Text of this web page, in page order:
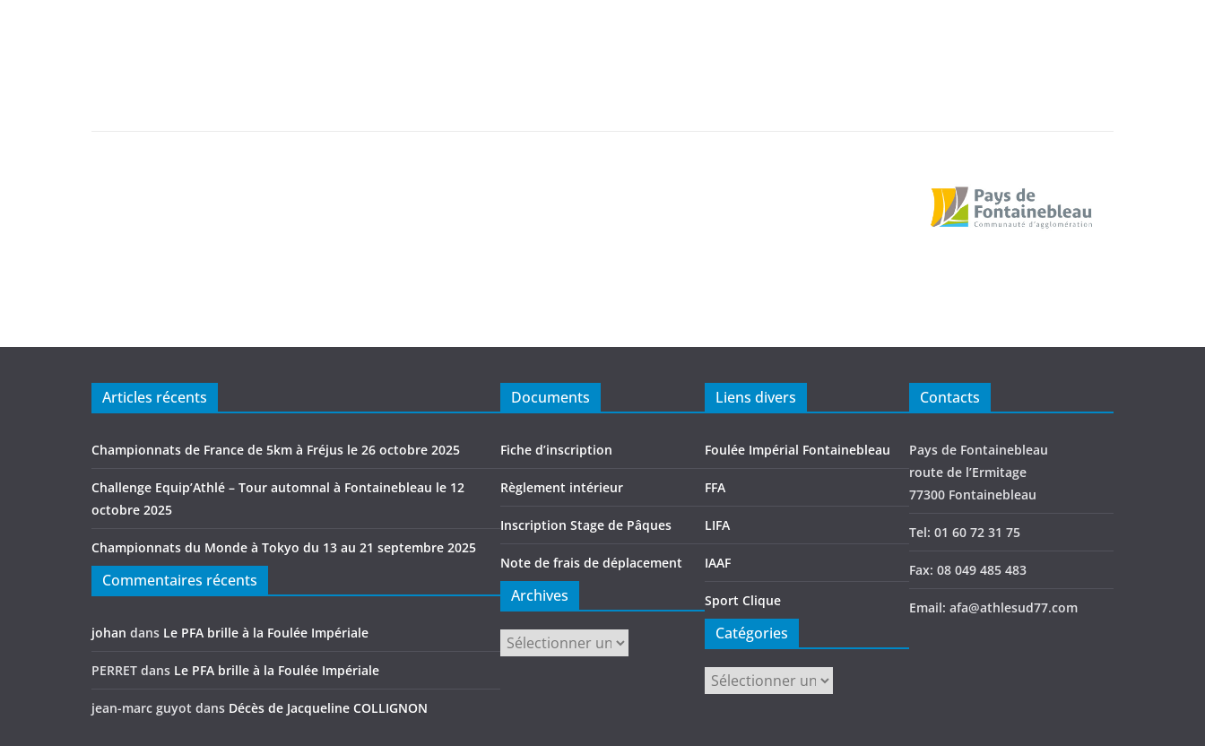
Articles récents
Championnats de France de 5km à Fréjus le 26 octobre 2025
Challenge Equip’Athlé – Tour automnal à Fontainebleau le 12
octobre 2025
Championnats du Monde à Tokyo du 13 au 21 septembre 2025
Commentaires récents
johan dans Le PFA brille à la Foulée Impériale
PERRET dans Le PFA brille à la Foulée Impériale
jean-marc guyot dans Décès de Jacqueline COLLIGNON
Documents
Fiche d’inscription
Règlement intérieur
Inscription Stage de Pâques
Note de frais de déplacement
Archives
Archives
Liens divers
Foulée Impérial Fontainebleau
FFA
LIFA
IAAF
Sport Clique
Catégories
Catégories
Contacts
Pays de Fontainebleau
route de l’Ermitage
77300 Fontainebleau
Tel: 01 60 72 31 75
Fax: 08 049 485 483
Email: afa@athlesud77.com